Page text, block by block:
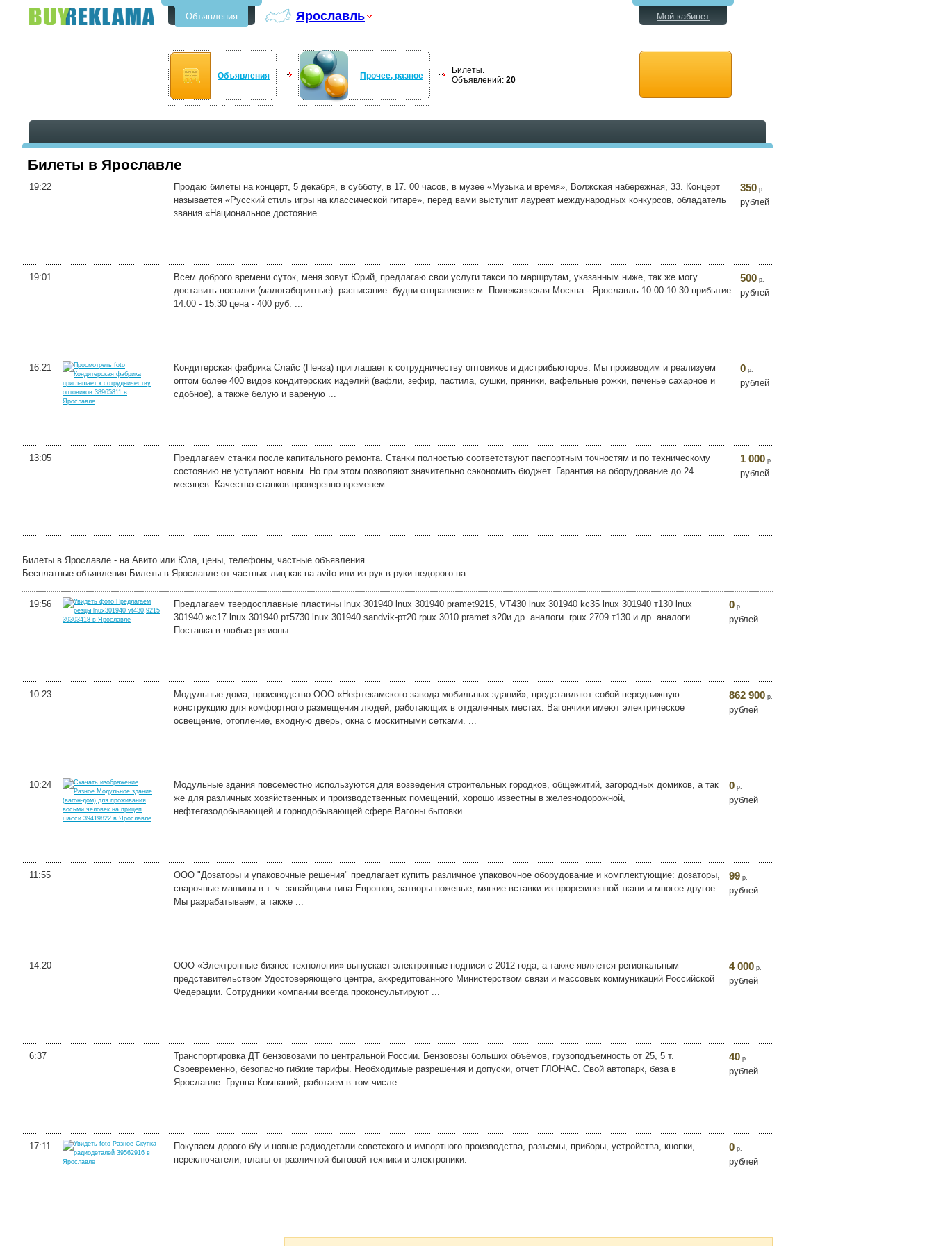
Объявления Ярославль
Объявления Прочее, разное
Билеты.
Объявлений: 20
Мой кабинет
Билеты в Ярославле
19:22
Продаю билеты на концерт, 5 декабря, в субботу, в 17. 00 часов, в музее «Музыка и время», Волжская набережная, 33. Концерт
называется «Русский стиль игры на классической гитаре», перед вами выступит лауреат международных конкурсов, обладатель
звания «Национальное достояние ...
350 р.
рублей
19:01
Всем доброго времени суток, меня зовут Юрий, предлагаю свои услуги такси по маршрутам, указанным ниже, так же могу
доставить посылки (малогаборитные). расписание: будни отправление м. Полежаевская Москва - Ярославль 10:00-10:30 прибытие
14:00 - 15:30 цена - 400 руб. ...
500 р.
рублей
16:21
Кондитерская фабрика Слайс (Пенза) приглашает к сотрудничеству оптовиков и дистрибьюторов. Мы производим и реализуем
оптом более 400 видов кондитерских изделий (вафли, зефир, пастила, сушки, пряники, вафельные рожки, печенье сахарное и
сдобное), а также белую и вареную ...
0 р.
рублей
13:05
Предлагаем станки после капитального ремонта. Станки полностью соответствуют паспортным точностям и по техническому
состоянию не уступают новым. Но при этом позволяют значительно сэкономить бюджет. Гарантия на оборудование до 24
месяцев. Качество станков проверенно временем ...
1 000 р.
рублей
Билеты в Ярославле - на Авито или Юла, цены, телефоны, частные объявления.
Бесплатные объявления Билеты в Ярославле от частных лиц как на avito или из рук в руки недорого на.
19:56
Предлагаем твердосплавные пластины lnux 301940 lnux 301940 pramet9215, VT430 lnux 301940 kc35 lnux 301940 т130 lnux
301940 жс17 lnux 301940 рт5730 lnux 301940 sandvik-рт20 rpux 3010 pramet s20и др. аналоги. rpux 2709 т130 и др. аналоги
Поставка в любые регионы
0 р.
рублей
10:23
Модульные дома, производство ООО «Нефтекамского завода мобильных зданий», представляют собой передвижную
конструкцию для комфортного размещения людей, работающих в отдаленных местах. Вагончики имеют электрическое
освещение, отопление, входную дверь, окна с москитными сетками. ...
862 900 р.
рублей
10:24
Модульные здания повсеместно используются для возведения строительных городков, общежитий, загородных домиков, а так
же для различных хозяйственных и производственных помещений, хорошо известны в железнодорожной,
нефтегазодобывающей и горнодобывающей сфере Вагоны бытовки ...
0 р.
рублей
11:55
ООО "Дозаторы и упаковочные решения" предлагает купить различное упаковочное оборудование и комплектующие: дозаторы,
сварочные машины в т. ч. запайщики типа Еврошов, затворы ножевые, мягкие вставки из прорезиненной ткани и многое другое.
Мы разрабатываем, а также ...
99 р.
рублей
14:20
ООО «Электронные бизнес технологии» выпускает электронные подписи с 2012 года, а также является региональным
представительством Удостоверяющего центра, аккредитованного Министерством связи и массовых коммуникаций Российской
Федерации. Сотрудники компании всегда проконсультируют ...
4 000 р.
рублей
6:37
Транспортировка ДТ бензовозами по центральной России. Бензовозы больших объёмов, грузоподъемность от 25, 5 т.
Своевременно, безопасно гибкие тарифы. Необходимые разрешения и допуски, отчет ГЛОНАС. Свой автопарк, база в
Ярославле. Группа Компаний, работаем в том числе ...
40 р.
рублей
17:11
Покупаем дорого б/у и новые радиодетали советского и импортного производства, разъемы, приборы, устройства, кнопки,
переключатели, платы от различной бытовой техники и электроники.
0 р.
рублей